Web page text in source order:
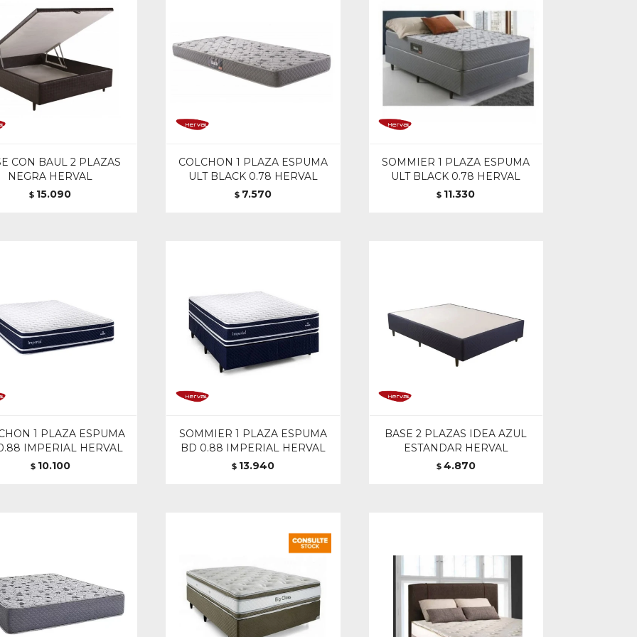
CON BAUL 2 PLAZAS
NEGRA HERVAL
$ 15.090
COLCHON 1 PLAZA ESPUMA
ULT BLACK 0.78 HERVAL
$ 7.570
SOMMIER 1 PLAZA ESPUMA
ULT BLACK 0.78 HERVAL
$ 11.330
1 PLAZA ESPUMA
IMPERIAL HERVAL
$ 10.100
SOMMIER 1 PLAZA ESPUMA
BD 0.88 IMPERIAL HERVAL
$ 13.940
BASE 2 PLAZAS IDEA AZUL
ESTANDAR HERVAL
$ 4.870